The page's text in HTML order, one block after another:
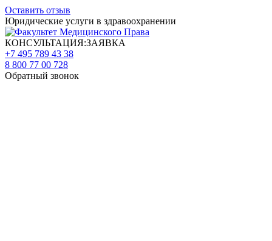
Оставить отзыв
Юридические услуги в здравоохранении
КОНСУЛЬТАЦИЯ:ЗАЯВКА
+7 495 789 43 38
8 800 77 00 728
Обратный звонок